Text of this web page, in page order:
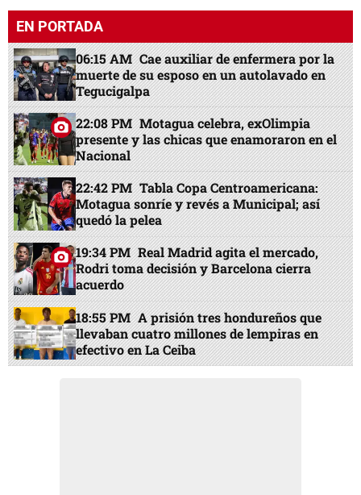
EN PORTADA
06:15 AM Cae auxiliar de enfermera por la
muerte de su esposo en un autolavado en
Tegucigalpa
22:08 PM Motagua celebra, exOlimpia
presente y las chicas que enamoraron en el
Nacional
22:42 PM Tabla Copa Centroamericana:
Motagua sonríe y revés a Municipal; así
quedó la pelea
19:34 PM Real Madrid agita el mercado,
Rodri toma decisión y Barcelona cierra
acuerdo
18:55 PM A prisión tres hondureños que
llevaban cuatro millones de lempiras en
efectivo en La Ceiba